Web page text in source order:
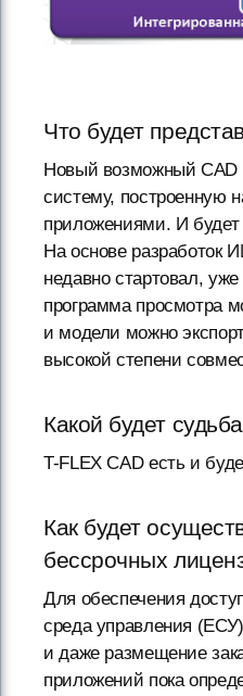
Что будет
Новый возможный
систему, построенную
приложениями. И
На основе разработок
недавно стартовал,
программа просмотра
и модели можно
высокой степени
Какой будет
T-FLEX CAD есть и
Как будет
бессрочных
Для обеспечения
среда управления
и даже размещение
приложений пока